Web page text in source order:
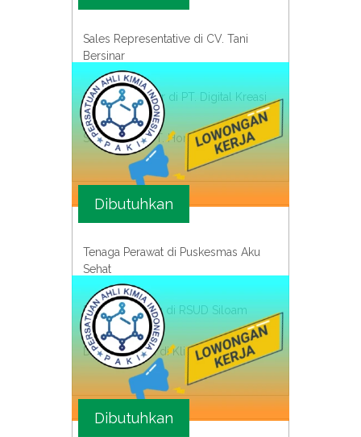
Sales Representative di CV. Tani
Bersinar
Sales Influencer di PT. Digital Kreasi
Salesman di PT. Honda Kusuma
Dibutuhkan
Tenaga Perawat di Puskesmas Aku
Sehat
Dokter Magang di RSUD Siloam
Dokter Umum di Klink Sampoerna
Dibutuhkan